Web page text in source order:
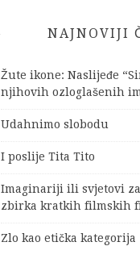
NAJNOVIJI
Žute ikone: Naslijeđe
njihovih ozloglašenih
Udahnimo slobodu
I poslije Tita Tito
Imaginariji ili svjetovi
zbirka kratkih filmskih
Zlo kao etička kategorija